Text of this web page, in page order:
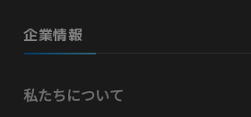
企業情報
私たちについて